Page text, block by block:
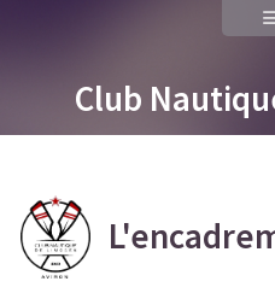
Club